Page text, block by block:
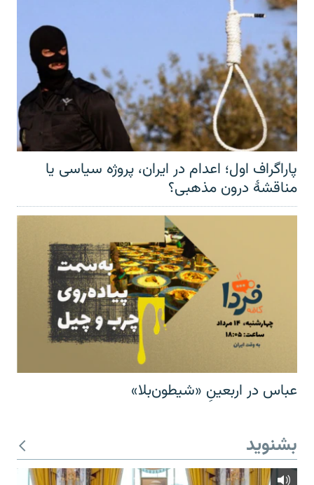
پاراگراف اول؛ اعدام در ایران، پروژه سیاسی یا
مناقشهٔ درون مذهبی؟
عباس در اربعینِ «شیطون‌بلا»
بشنوید